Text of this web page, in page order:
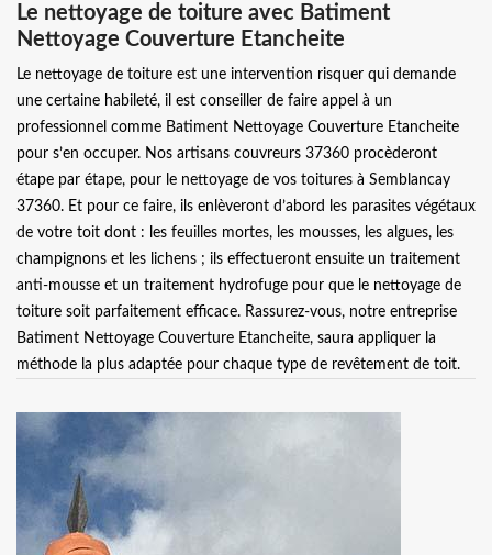
Le nettoyage de toiture avec Batiment
Nettoyage Couverture Etancheite
Le nettoyage de toiture est une intervention risquer qui demande
une certaine habileté, il est conseiller de faire appel à un
professionnel comme Batiment Nettoyage Couverture Etancheite
pour s’en occuper. Nos artisans couvreurs 37360 procèderont
étape par étape, pour le nettoyage de vos toitures à Semblancay
37360. Et pour ce faire, ils enlèveront d’abord les parasites végétaux
de votre toit dont : les feuilles mortes, les mousses, les algues, les
champignons et les lichens ; ils effectueront ensuite un traitement
anti-mousse et un traitement hydrofuge pour que le nettoyage de
toiture soit parfaitement efficace. Rassurez-vous, notre entreprise
Batiment Nettoyage Couverture Etancheite, saura appliquer la
méthode la plus adaptée pour chaque type de revêtement de toit.